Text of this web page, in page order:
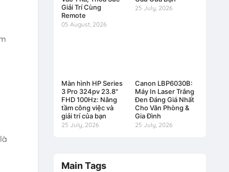
Giải Trí Cùng
Remote
05 August, 2026
25 July, 2026
Màn hình HP Series
3 Pro 324pv 23.8"
FHD 100Hz: Nâng
tầm công việc và
giải trí của bạn
25 July, 2026
Canon LBP6030B:
Máy In Laser Trắng
Đen Đáng Giá Nhất
Cho Văn Phòng &
Gia Đình
25 July, 2026
Main Tags